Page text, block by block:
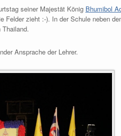
seiner Majestät König Bhumibol
zieht :-). In der Schule neben
Ansprache der Lehrer.